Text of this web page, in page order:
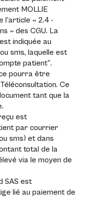
MOLLIE
l'article « 2.4 -
» des CGU. La
indiquée au
sms, laquelle est
patient".
pourra être
Ce
tant que la
est
par courrier
sms) et dans
total de la
via le moyen de
SAS est
lié au paiement de